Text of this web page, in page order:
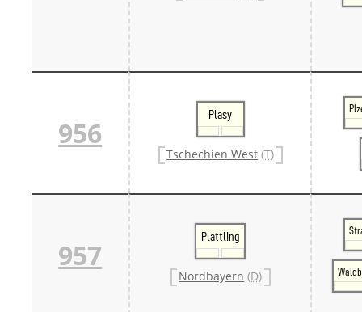
956
Plasy
Tschechien West (T)
957
Plattling
Nordbayern (D)